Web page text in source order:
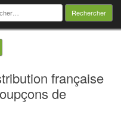
:
Skip to content
française
de